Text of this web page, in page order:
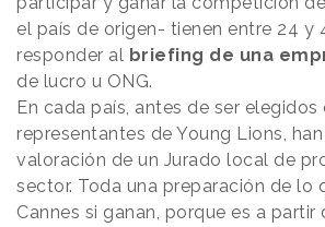
el país de origen- tienen entre 24 y
responder al briefing de una
de lucro u ONG.
En cada país, antes de ser elegidos
representantes de Young Lions,
valoración de un Jurado local de
sector. Toda una preparación de lo
Cannes si ganan, porque es a partir